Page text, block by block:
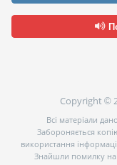
Copyright ©
Всі матеріали
Забороняється
використання
Знайшли помилку на